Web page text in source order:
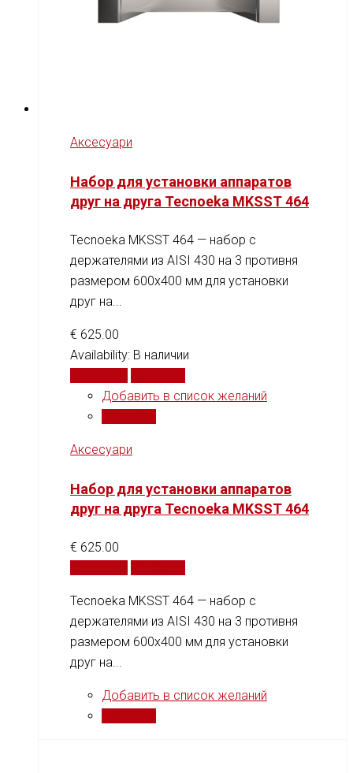
Аксесуари
Набор для установки аппаратов
друг на друга Tecnoeka MKSST 464
Tecnoeka MKSST 464 — набор с
держателями из AISI 430 на 3 противня
размером 600x400 мм для установки
друг на...
€ 625.00
Availability: В наличии
Добавить в список желаний
Аксесуари
Набор для установки аппаратов
друг на друга Tecnoeka MKSST 464
€ 625.00
Tecnoeka MKSST 464 — набор с
держателями из AISI 430 на 3 противня
размером 600x400 мм для установки
друг на...
Добавить в список желаний